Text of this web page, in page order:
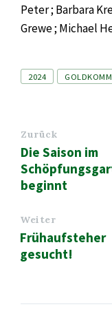
Peter ; Barbara
Grewe ; Michael
Tags
2024
Zurück
Die Saison im
beginnt
Weiter
Frühaufsteher
gesucht!